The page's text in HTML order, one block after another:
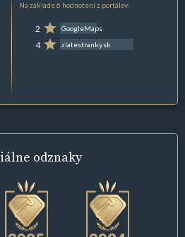
Na základe 6 hodnotení z portálov:
2 GoogleMaps
4 zlatestranky.sk
odznaky